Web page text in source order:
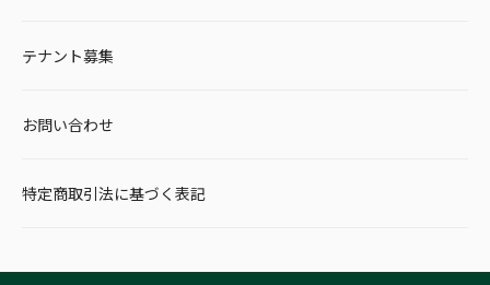
テナント募集
お問い合わせ
特定商取引法に基づく表記